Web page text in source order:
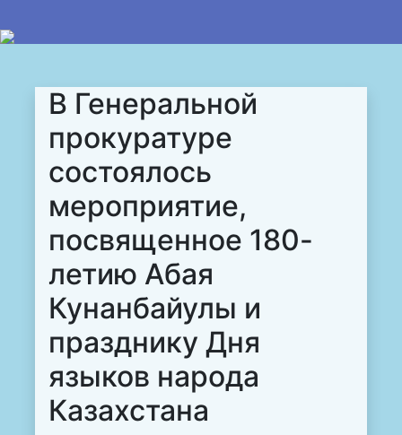
В Генеральной
прокуратуре
состоялось
мероприятие,
посвященное 180-
летию Абая
Кунанбайулы и
празднику Дня
языков народа
Казахстана